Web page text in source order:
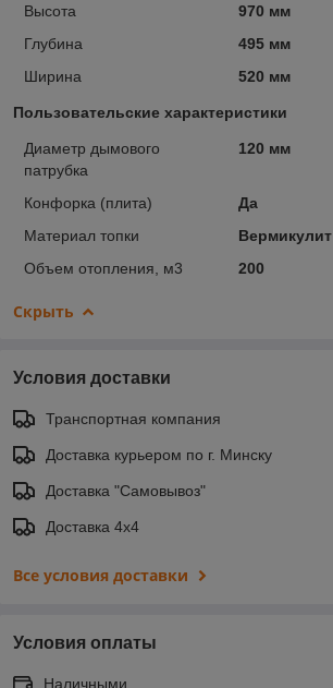
Высота
970 мм
Глубина
495 мм
Ширина
520 мм
Пользовательские характеристики
Диаметр дымового
патрубка
120 мм
Конфорка (плита)
Да
Материал топки
Вермикулит
Объем отопления, м3
200
Скрыть
Условия доставки
Транспортная компания
Доставка курьером по г. Минску
Доставка "Самовывоз"
Доставка 4х4
Все условия доставки
Условия оплаты
Наличными